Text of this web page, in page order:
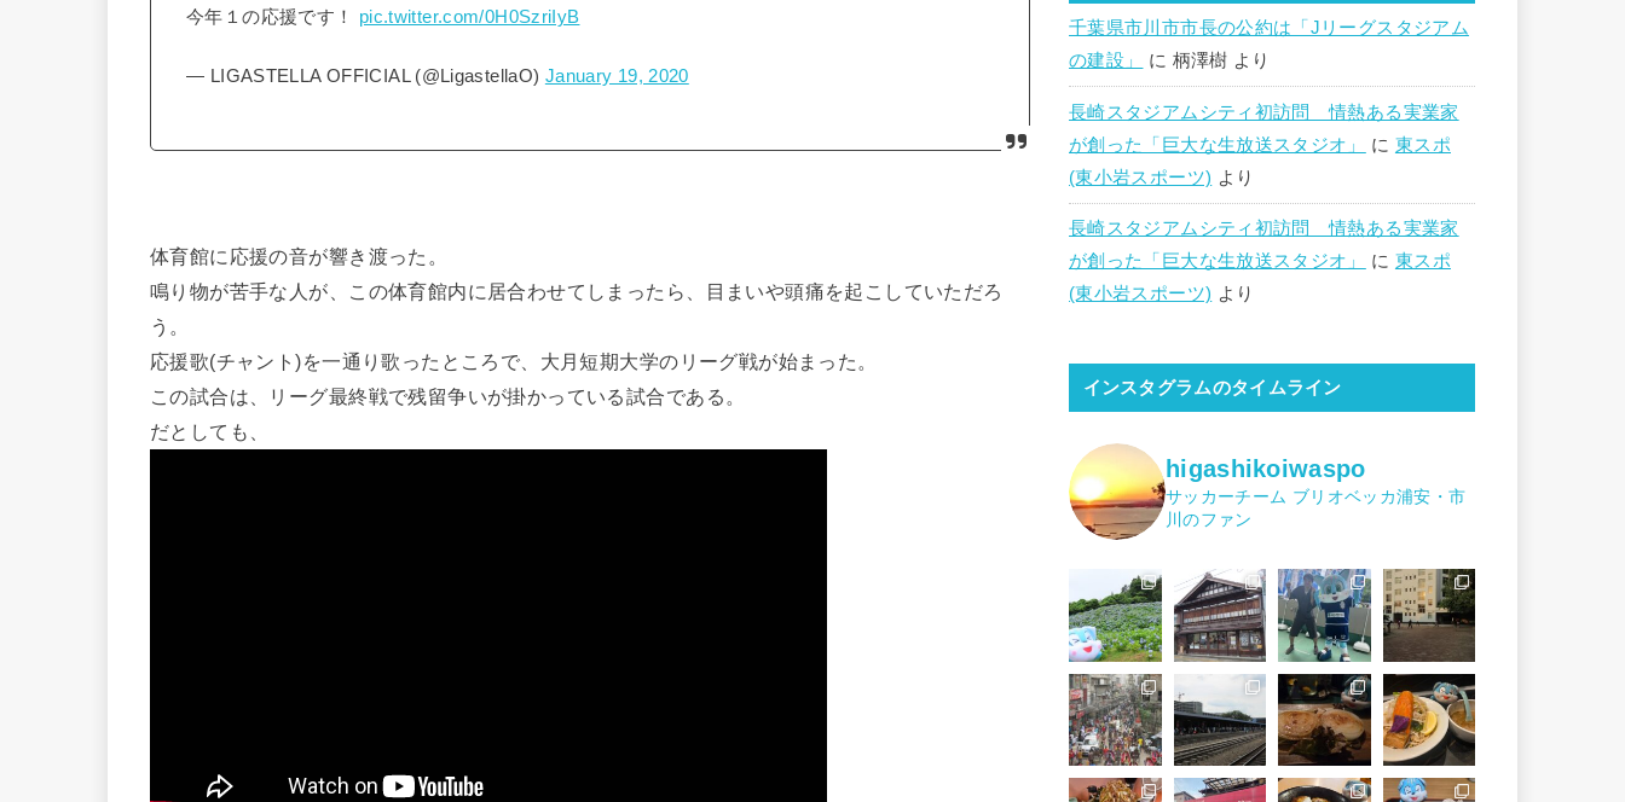
今年１の応援です！ pic.twitter.com/0H0SzriIyB
— LIGASTELLA OFFICIAL (@LigastellaO) January 19, 2020
体育館に応援の音が響き渡った。
鳴り物が苦手な人が、この体育館内に居合わせてしまったら、目まいや頭痛を起こしていただろ
う。
応援歌(チャント)を一通り歌ったところで、大月短期大学のリーグ戦が始まった。
この試合は、リーグ最終戦で残留争いが掛かっている試合である。
だとしても、
千葉県市川市市長の公約は「Jリーグスタジアム
の建設」
に 柄澤樹 より
長崎スタジアムシティ初訪問 情熱ある実業家
が創った「巨大な生放送スタジオ」
に 東スポ
(東小岩スポーツ) より
長崎スタジアムシティ初訪問 情熱ある実業家
が創った「巨大な生放送スタジオ」
に 東スポ
(東小岩スポーツ) より
インスタグラムのタイムライン
higashikoiwaspo
サッカーチーム ブリオベッカ浦安・市
川のファン